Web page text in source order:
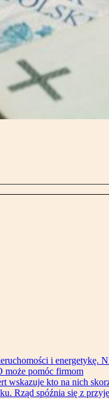
i energetykę.
może pomóc firmom
wskazuje kto na nich
Rząd spóźnia się z